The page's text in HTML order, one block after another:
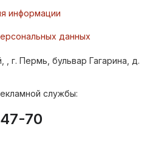
информации
данных
, г. Пермь, бульвар Гагарина, д.
службы:
70